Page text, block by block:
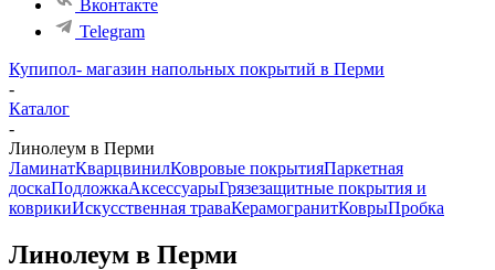
Вконтакте
Telegram
Купипол- магазин напольных покрытий в Перми
-
Каталог
-
Линолеум в Перми
ЛаминатКварцвинилКовровые покрытияПаркетная
доскаПодложкаАксессуарыГрязезащитные покрытия и
коврикиИскусственная траваКерамогранитКоврыПробка
Линолеум в Перми